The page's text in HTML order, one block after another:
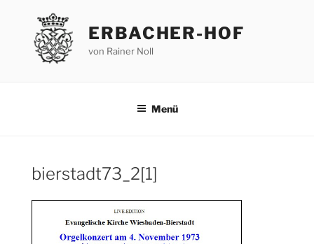
springen
ERBACHER-HOF
von Rainer Noll
Menü
bierstadt73_2[1]